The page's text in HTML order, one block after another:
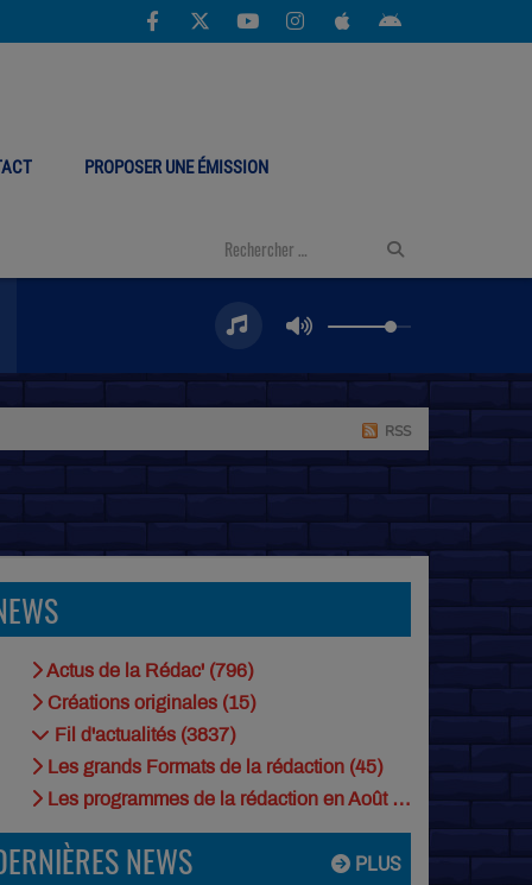
PROPOSER UNE ÉMISSION
RSS
Actus de la Rédac' (796)
Créations originales (15)
Fil d'actualités (3837)
Les grands Formats de la rédaction (45)
Les programmes de la rédaction en Août (9)
PLUS
NEWS